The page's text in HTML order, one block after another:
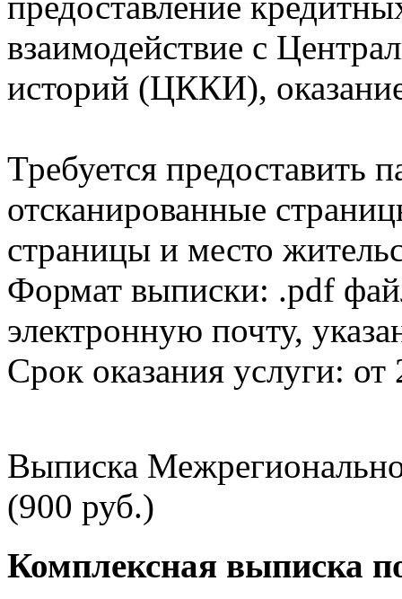
взаимодействие с
историй (ЦККИ),
Требуется предоставить
отсканированные
страницы и место
Формат выписки: .pdf
электронную почту,
Срок оказания услуги: от
Выписка
(900 руб.)
Комплексная выписка